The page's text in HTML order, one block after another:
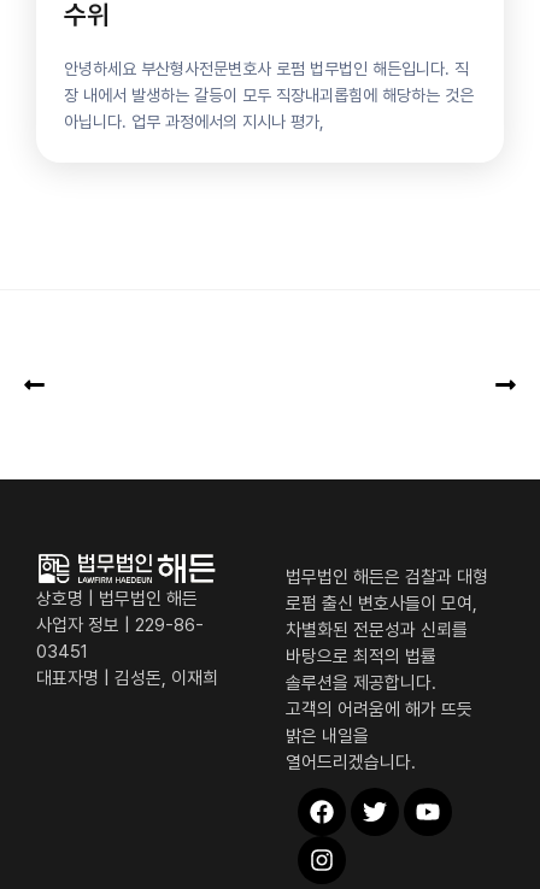
수위
안녕하세요 부산형사전문변호사 로펌 법무법인 해든입니다. 직
장 내에서 발생하는 갈등이 모두 직장내괴롭힘에 해당하는 것은
아닙니다. 업무 과정에서의 지시나 평가,
상호명 | 법무법인 해든
사업자 정보 | 229-86-
03451
대표자명 | 김성돈, 이재희
법무법인 해든은 검찰과 대형
로펌 출신 변호사들이 모여,
차별화된 전문성과 신뢰를
바탕으로 최적의 법률
솔루션을 제공합니다.
고객의 어려움에 해가 뜨듯
밝은 내일을
열어드리겠습니다.